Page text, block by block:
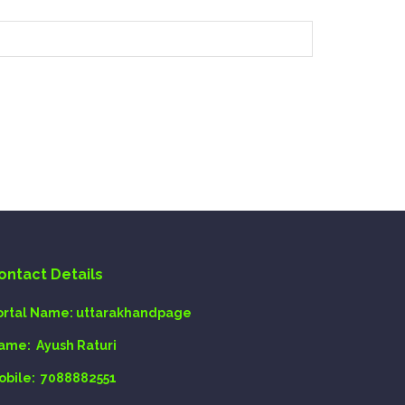
Details
Name: uttarakhandpage
Ayush Raturi
7088882551